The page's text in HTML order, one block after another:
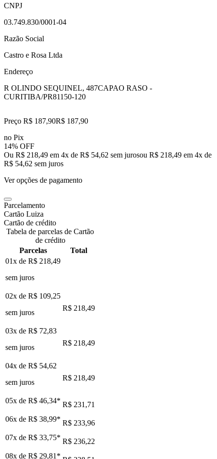
CNPJ
03.749.830/0001-04
Razão Social
Castro e Rosa Ltda
Endereço
R OLINDO SEQUINEL, 487CAPAO RASO -
CURITIBA/PR81150-120
Preço R$ 187,90R$ 187,90
no Pix
14% OFF
Ou R$ 218,49 em 4x de R$ 54,62 sem jurosou R$ 218,49 em 4x de
R$ 54,62 sem juros
Ver opções de pagamento
Parcelamento
Cartão Luiza
Cartão de crédito
Tabela de parcelas de Cartão
de crédito
Parcelas
Total
01x de R$ 218,49
sem juros
02x de R$ 109,25
sem juros
R$ 218,49
03x de R$ 72,83
sem juros
R$ 218,49
04x de R$ 54,62
sem juros
R$ 218,49
05x de R$ 46,34* R$ 231,71
06x de R$ 38,99* R$ 233,96
07x de R$ 33,75* R$ 236,22
08x de R$ 29,81 *